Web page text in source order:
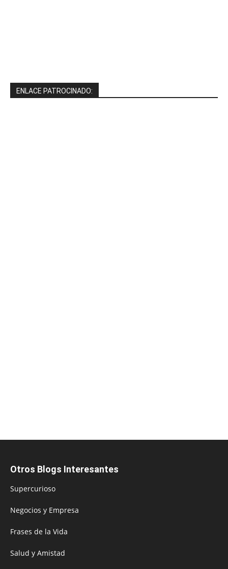
ENLACE PATROCINADO:
Otros Blogs Interesantes
Supercurioso
Negocios y Empresa
Frases de la Vida
Salud y Amistad